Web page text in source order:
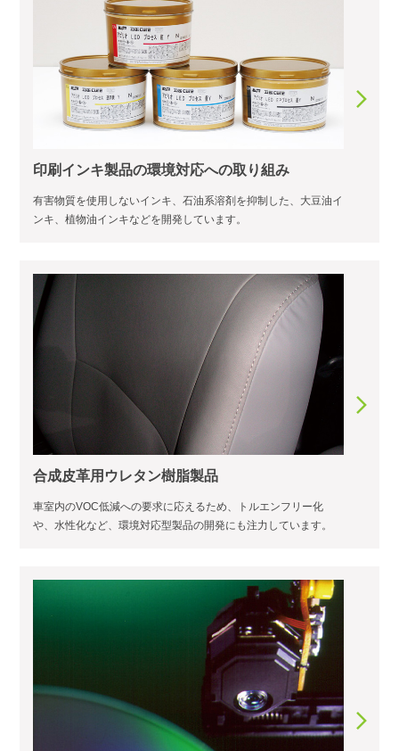
印刷インキ製品の環境対応への取り組み
有害物質を使用しないインキ、石油系溶剤を抑制した、大豆油イ
ンキ、植物油インキなどを開発しています。
合成皮革用ウレタン樹脂製品
車室内のVOC低減への要求に応えるため、トルエンフリー化
や、水性化など、環境対応型製品の開発にも注力しています。